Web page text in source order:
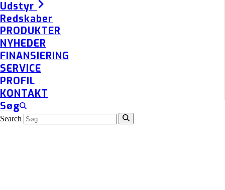
Udstyr
Redskaber
PRODUKTER
NYHEDER
FINANSIERING
SERVICE
PROFIL
KONTAKT
Søg
Search